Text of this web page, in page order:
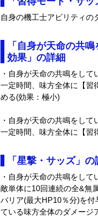
自身の機工士アビリティの
「自身が天命の共
効果」の詳細
・自身が天命の共鳴をして
一定時間、味方全体に【習
める(効果：極小)
・自身が天命の共鳴をして
一定時間、味方全体に【習
「星撃・サッズ」の
・自身が天命の共鳴をして
敵単体に10回連続の全&無
バリア(最大HP10％分)を
ている味方全体のダメージ